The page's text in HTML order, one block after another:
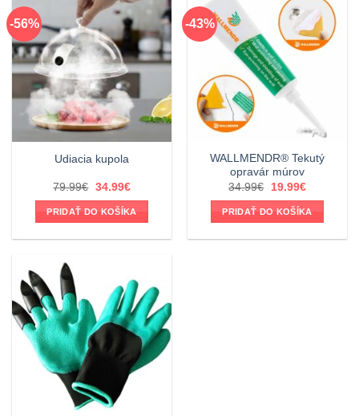
-56%
Udiacia kupola
79.99€ Pôvodná
bola:
79.99€.
34.99€Aktuálna
je:
34.99€.
PRIDAŤ DO KOŠÍKA
-43%
WALLMENDR® Tekutý
opravár múrov
34.99€
Pôvodná
bola:
34.99€.
19.99€Aktuálna
je:
19.99€.
PRIDAŤ DO KOŠÍKA